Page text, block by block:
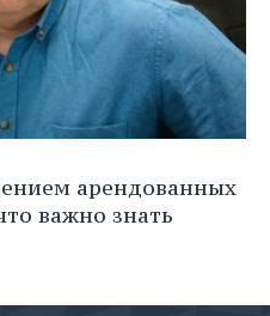
арендованных
важно знать